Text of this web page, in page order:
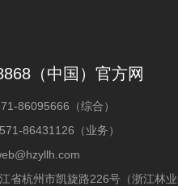
（中国）官方网
86095666（综合）
（业务）
省杭州市凯旋路226号（浙江林业